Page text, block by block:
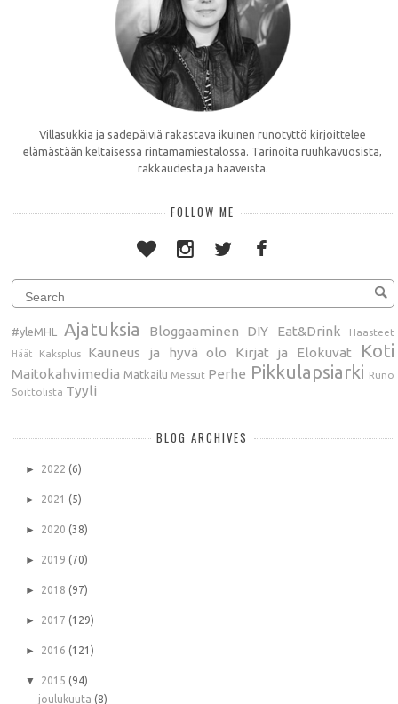
Villasukkia ja sadepäiviä rakastava ikuinen runotyttö kirjoittelee
elämästään keltaisessa rintamamiestalossa. Tarinoita ruuhkavuosista,
rakkaudesta ja haaveista.
FOLLOW ME
#yleMHL Ajatuksia Bloggaaminen DIY Eat&Drink Haasteet
Häät Kaksplus Kauneus ja hyvä olo Kirjat ja Elokuvat Koti
Maitokahvimedia Matkailu Messut Perhe Pikkulapsiarki Runo
Soittolista Tyyli
BLOG ARCHIVES
► 2022 (6)
► 2021 (5)
► 2020 (38)
► 2019 (70)
► 2018 (97)
► 2017 (129)
► 2016 (121)
▼ 2015 (94)
joulukuuta (8)